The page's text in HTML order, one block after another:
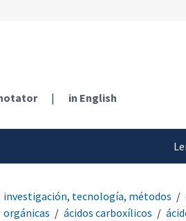
| in English
investigación, tecnología, métodos
orgánicas
ácidos carboxílicos